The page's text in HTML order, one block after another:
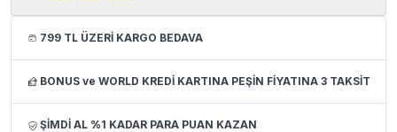
799 TL ÜZERİ KARGO BEDAVA
BONUS ve WORLD KREDİ KARTINA PEŞİN FİYATINA 3 TAKSİT
ŞİMDİ AL %1 KADAR PARA PUAN KAZAN